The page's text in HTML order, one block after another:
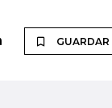
GUARDAR